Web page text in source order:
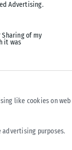
Advertising.
of my
it was
like cookies on web
advertising purposes.
αφίξεις
Αιγυπτίων
με τις
εξέλιξη αυτή
της πολιτικής